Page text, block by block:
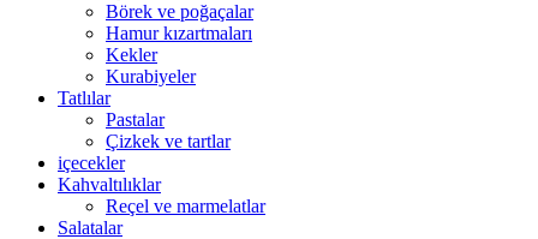
Börek ve poğaçalar
Hamur kızartmaları
Kekler
Kurabiyeler
Tatlılar
Pastalar
Çizkek ve tartlar
içecekler
Kahvaltılıklar
Reçel ve marmelatlar
Salatalar